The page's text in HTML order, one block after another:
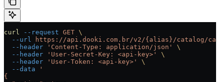
curl --request GET \
  --url
https://api.dooki.com.br/v2/{alias}/catalog/
  --header
'Content-Type: application/json'
\
  --header
'User-Secret-Key: <api-key>'
\
  --header
'User-Token: <api-key>'
\
  --data
'
{